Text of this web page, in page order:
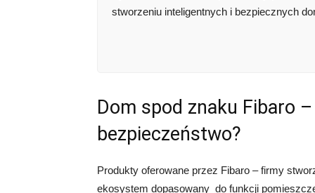
stworzeniu inteligentnych i bezpiecznych
Dom spod znaku Fibaro
bezpieczeństwo?
Produkty oferowane przez Fibaro – firmy
ekosystem dopasowany do funkcji